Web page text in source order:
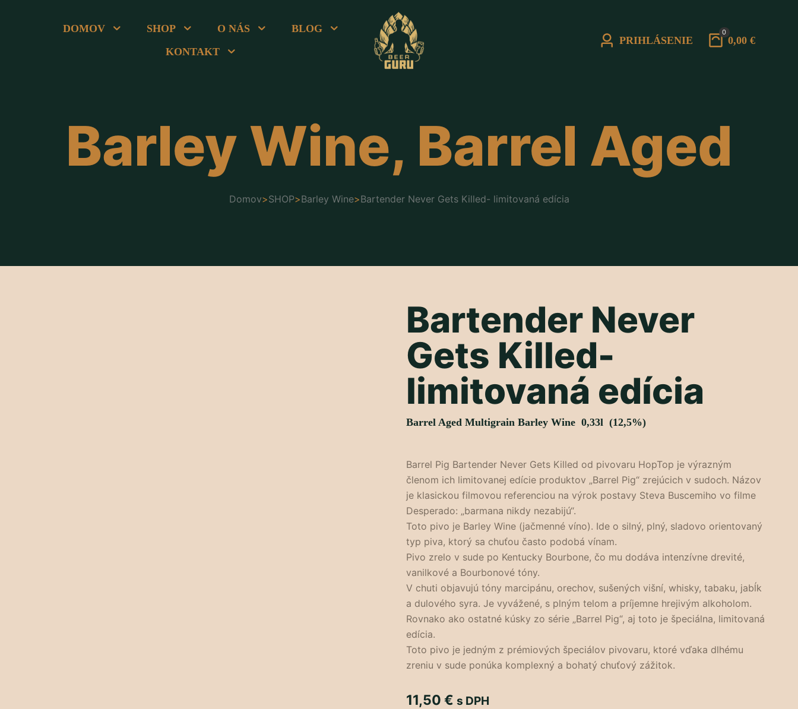
DOMOV SHOP O NÁS
BLOG
KONTAKT
PRIHLÁSENIE
0
0,00 €
Barley Wine, Barrel Aged
Domov>SHOP>Barley Wine>Bartender Never Gets Killed- limitovaná edícia
Bartender Never
Gets Killed-
limitovaná edícia
Barrel Aged Multigrain Barley Wine 0,33l (12,5%)
Barrel Pig Bartender Never Gets Killed od pivovaru HopTop je výrazným
členom ich limitovanej edície produktov „Barrel Pig“ zrejúcich v sudoch. Názov
je klasickou filmovou referenciou na výrok postavy Steva Buscemiho vo filme
Desperado: „barmana nikdy nezabijú“.
Toto pivo je Barley Wine (jačmenné víno). Ide o silný, plný, sladovo orientovaný
typ piva, ktorý sa chuťou často podobá vínam.
Pivo zrelo v sude po Kentucky Bourbone, čo mu dodáva intenzívne drevité,
vanilkové a Bourbonové tóny.
V chuti objavujú tóny marcipánu, orechov, sušených višní, whisky, tabaku, jabĺk
a dulového syra. Je vyvážené, s plným telom a príjemne hrejivým alkoholom.
Rovnako ako ostatné kúsky zo série „Barrel Pig“, aj toto je špeciálna, limitovaná
edícia.
Toto pivo je jedným z prémiových špeciálov pivovaru, ktoré vďaka dlhému
zreniu v sude ponúka komplexný a bohatý chuťový zážitok.
11,50 € s DPH